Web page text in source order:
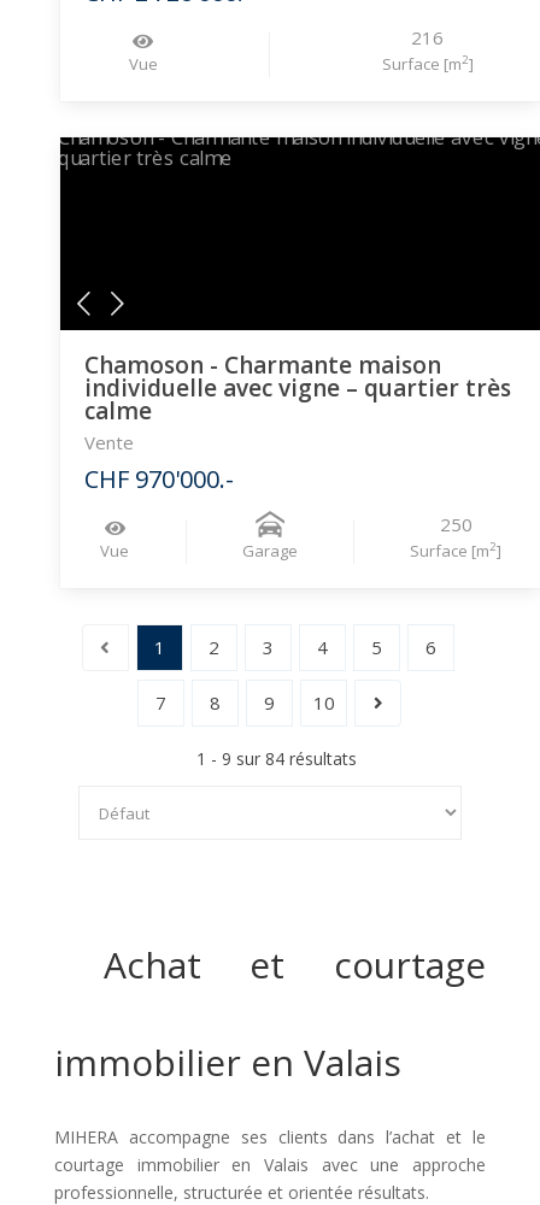
Vue
216
Surface [m2]
Chamoson - Charmante maison
individuelle avec vigne – quartier très
calme
Vente
CHF 970'000.-
Vue Garage
250
Surface [m2]
1 2 3 4 5 6
7 8 9 10
1 - 9 sur 84 résultats
Achat et courtage
immobilier en Valais
MIHERA accompagne ses clients dans l’achat et le
courtage immobilier en Valais avec une approche
professionnelle, structurée et orientée résultats.